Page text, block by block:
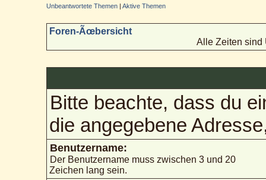
Unbeantwortete Themen |Aktive Themen
Foren-Ãœbersicht
Alle Zeiten sind
Bitte beachte, dass du
die angegebene
Benutzername:
Der Benutzername muss zwischen 3 und 20
Zeichen lang sein.